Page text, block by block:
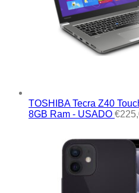
TOSHIBA Tecra Z40
8GB Ram - USADO €